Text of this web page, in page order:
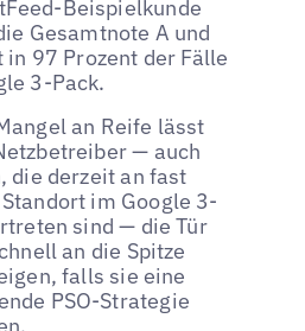
Beispielkunde
Gesamtnote A und
in 97 Prozent der Fälle
3-Pack.
an Reife lässt
— auch
die derzeit an fast
im Google 3-
sind — die Tür
an die Spitze
falls sie eine
PSO-Strategie